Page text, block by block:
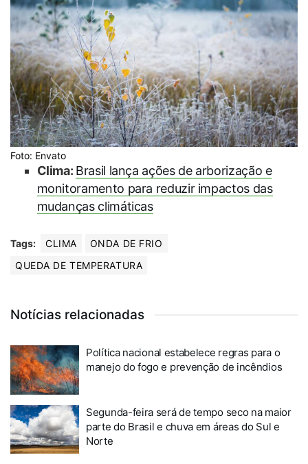
Foto: Envato
Clima: Brasil lança ações de arborização e
monitoramento para reduzir impactos das
mudanças climáticas
Tags: CLIMA
ONDA DE FRIO
QUEDA DE TEMPERATURA
Notícias relacionadas
Política nacional estabelece regras para o
manejo do fogo e prevenção de incêndios
Segunda-feira será de tempo seco na maior
parte do Brasil e chuva em áreas do Sul e
Norte